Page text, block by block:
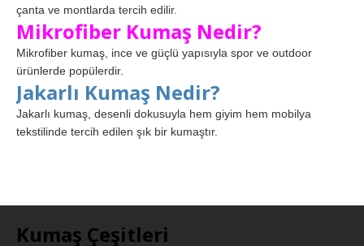
çanta ve montlarda tercih edilir.
Mikrofiber Kumaş Nedir?
Mikrofiber kumaş, ince ve güçlü yapısıyla spor ve outdoor
ürünlerde popülerdir.
Jakarlı Kumaş Nedir?
Jakarlı kumaş, desenli dokusuyla hem giyim hem mobilya
tekstilinde tercih edilen şık bir kumaştır.
Kumaş Çeşitleri